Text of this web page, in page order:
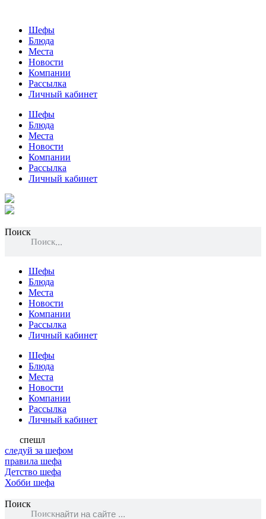
Шефы
Блюда
Места
Новости
Компании
Рассылка
Личный кабинет
Шефы
Блюда
Места
Новости
Компании
Рассылка
Личный кабинет
Поиск
Поиск
Шефы
Блюда
Места
Новости
Компании
Рассылка
Личный кабинет
Шефы
Блюда
Места
Новости
Компании
Рассылка
Личный кабинет
спешл
следуй за шефом
правила шефа
Детство шефа
Хобби шефа
Поиск
Поиск